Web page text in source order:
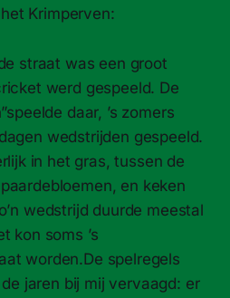
Krimperven:
straat was een groot
werd gespeeld. De
daar, ’s zomers
wedstrijden gespeeld.
in het gras, tussen de
en keken
wedstrijd duurde meestal
kon soms ’s
worden.De spelregels
jaren bij mij vervaagd: er